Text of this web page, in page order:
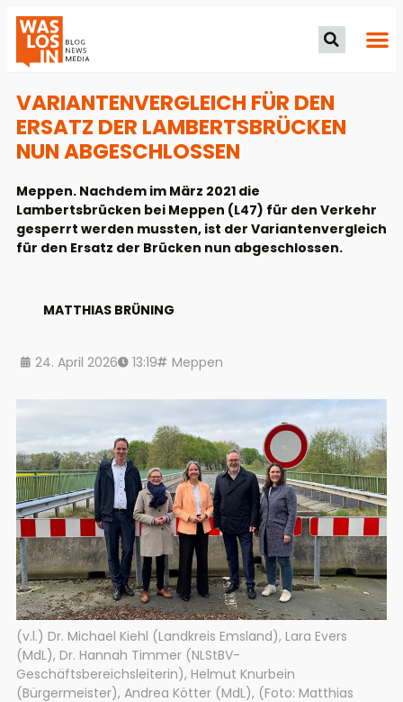
VARIANTENVERGLEICH FÜR DEN
ERSATZ DER LAMBERTSBRÜCKEN
NUN ABGESCHLOSSEN
Meppen. Nachdem im März 2021 die
Lambertsbrücken bei Meppen (L47) für den Verkehr
gesperrt werden mussten, ist der Variantenvergleich
für den Ersatz der Brücken nun abgeschlossen.
MATTHIAS BRÜNING
24. April 2026 13:19 Meppen
(v.l.) Dr. Michael Kiehl (Landkreis Emsland), Lara Evers
(MdL), Dr. Hannah Timmer (NLStBV-
Geschäftsbereichsleiterin), Helmut Knurbein
(Bürgermeister), Andrea Kötter (MdL), (Foto: Matthias